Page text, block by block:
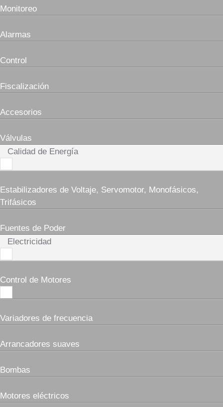
Monitoreo
Alarmas
Control
Fiscalización
Accesorios
Válvulas
Calidad de Energía
Estabilizadores de Voltaje, Servomotor, Monofásicos,
Trifásicos
Fuentes de Poder
Electricidad
Control de Motores
Variadores de frecuencia
Arrancadores suaves
Bombas
Motores eléctricos